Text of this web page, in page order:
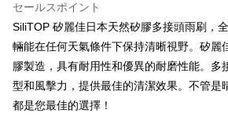
台新國際商業銀行
台湾楽天クレジットカード会社
Google Pay
Plus Pay
ATM払い
配送方法
セールスポイント
SiliTOP 矽麗佳日本天然矽膠多接頭雨刷，
輛能在任何天氣條件下保持清晰視野。矽麗
膠製造，具有耐用性和優異的耐磨性能。多
型和風擊力，提供最佳的清潔效果。不管是
都是您最佳的選擇！